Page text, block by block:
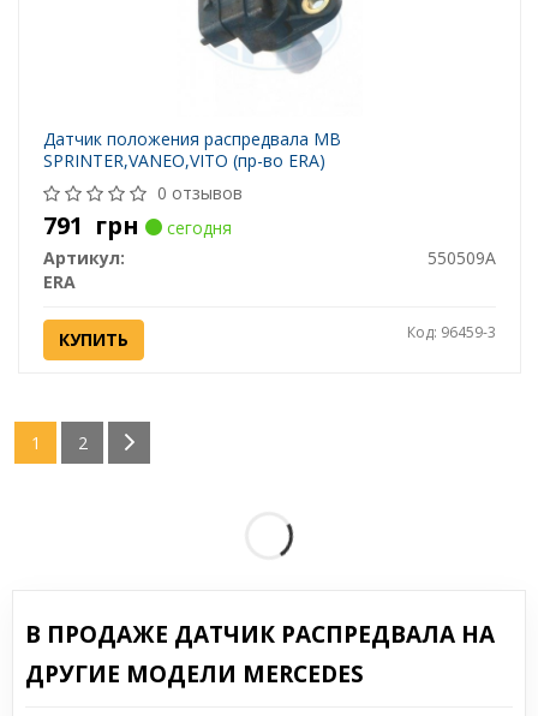
Датчик положения распредвала MB
SPRINTER,VANEO,VITO (пр-во ERA)
0 отзывов
791 грн
сегодня
Артикул:
550509A
ERA
КУПИТЬ Код: 96459-3
1 2
В ПРОДАЖЕ ДАТЧИК РАСПРЕДВАЛА НА
ДРУГИЕ МОДЕЛИ MERCEDES